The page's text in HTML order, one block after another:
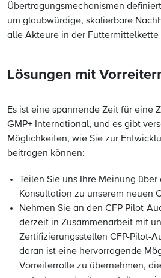
Übertragungsmechanismen
um glaubwürdige, skalierbare
alle Akteure in der Futtermittelkette
Lösungen mit
Es ist eine spannende Zeit für eine
GMP+ International, und es gibt
Möglichkeiten, wie Sie zur
beitragen können:
Teilen Sie uns Ihre Meinung
Konsultation zu unserem neuen
Nehmen Sie an den CFP-Pilot-
derzeit in Zusammenarbeit mit
Zertifizierungsstellen CFP-Pilot-
daran ist eine hervorragende
Vorreiterrolle zu übernehmen,